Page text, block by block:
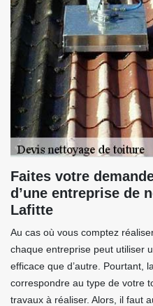
Faites votre
d’une entreprise de
Lafitte
Au cas où vous comptez
chaque entreprise peut utiliser
efficace que d’autre. Pourtant,
correspondre au type de votre
travaux à réaliser. Alors, il faut